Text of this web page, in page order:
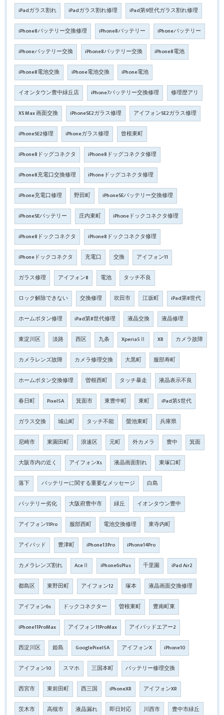
iPadガラス割れ iPadガラス割れ修理 iPad第9世代ガラス割れ修理
iPhone8バッテリー交換修理 iPhone8バッテリー iPhoneバッテリー
iPhoneバッテリー交換 iPhone8バッテリー交換 iPhone8電池
iPhone8電池交換 iPhone電池交換 iPhone電池
イオンタウン豊中緑丘店 iPhone7バッテリー交換修理 修理歴アリ
XS Max 画面交換 iPhoneSE2ガラス修理 アイフォンSE2ガラス修理
iPhoneSE2修理 iPhoneガラス修理 曾根東町
iPhone8ドッグコネクタ iPhone8ドッグコネクタ修理
iPhone8充電口交換修理 iPhoneドッグコネクタ修理
iPhone充電口修理 野田町 iPhoneSEバッテリー交換修理
iPhoneSEバッテリー 庄内東町 iPhoneドックコネクタ修理
iPhone8ドックコネクタ iPhone8ドックコネクタ修理
iPhoneドックコネクタ 充電口 交換 アイフォン11
ガラス修理 アイフォン8 電池 タッチ不良
ロック解除できない 交換修理 吹田市 江坂町 iPad第8世代
ホームボタン修理 iPad第8世代修理 液晶交換 液晶修理
東淀川区 淡路 西区 九条 Xperia5Ⅱ XR カメラ故障
カメラレンズ故障 カメラ修理交換 大黒町 服部寿町
ホームボタン交換修理 曽根西町 タッチ暴走 液晶表示不良
春日町 Pixel5A 箕面市 東豊中町 東町 iPad第5世代
ガラス交換 城山町 タッチ不能 螢池東町 兵庫県
尼崎市 東園田町 浪速区 元町 外カメラ 豊中 箕面
大阪市内の近く アイフォンXs 液晶画面割れ 東塚口町
落下 バッテリーに関する重要なメッセージ 白島
バッテリー劣化 大阪府豊中市 緑丘 イオンタウン豊中
アイフォン11Pro 服部西町 電池交換修理 東寺内町
アイパッド 豊津町 iPhone13Pro iPhone14Pro
カメラレンズ割れ AceⅡ iPhone6sPlus 千里園 iPad Air2
都島区 東野田町 アイフォン12 塚本 液晶画面交換修理
アイフォン6s ドックコネクター 曽根東町 豊南町東
iPhone11ProMax アイフォン11ProMax アイパッドエアー2
西淀川区 姫島 GooglePixel5A アイフォンX iPhone10
アイフォン10 スマホ 三国本町 バッテリー修理交換
西宮市 東前田町 西三国 iPhoneXR アイフォンXR
茨木市 高槻市 液晶漏れ 即日対応 川西市 豊中市緑丘